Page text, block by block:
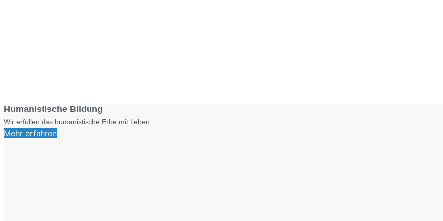
Humanistische Bildung
Wir erfüllen das humanistische Erbe mit Leben.
Mehr erfahren